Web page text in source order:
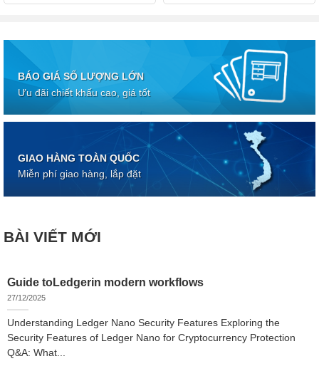
BÁO GIÁ SỐ LƯỢNG LỚN
Ưu đãi chiết khấu cao, giá tốt
GIAO HÀNG TOÀN QUỐC
Miễn phí giao hàng, lắp đặt
BÀI VIẾT MỚI
Guide toLedgerin modern workflows
27/12/2025
Understanding Ledger Nano Security Features Exploring the
Security Features of Ledger Nano for Cryptocurrency Protection
Q&A: What...